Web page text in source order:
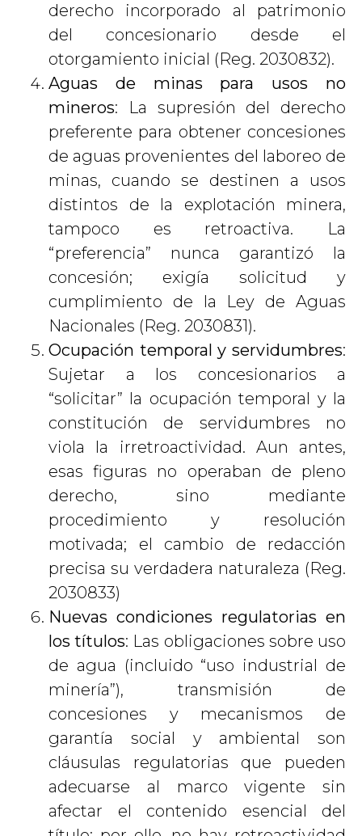
derecho incorporado al patrimonio
del concesionario desde el
otorgamiento inicial (Reg. 2030832).
Aguas de minas para usos no
mineros: La supresión del derecho
preferente para obtener concesiones
de aguas provenientes del laboreo de
minas, cuando se destinen a usos
distintos de la explotación minera,
tampoco es retroactiva. La
“preferencia” nunca garantizó la
concesión; exigía solicitud y
cumplimiento de la Ley de Aguas
Nacionales (Reg. 2030831).
Ocupación temporal y servidumbres:
Sujetar a los concesionarios a
“solicitar” la ocupación temporal y la
constitución de servidumbres no
viola la irretroactividad. Aun antes,
esas figuras no operaban de pleno
derecho, sino mediante
procedimiento y resolución
motivada; el cambio de redacción
precisa su verdadera naturaleza (Reg.
2030833)
Nuevas condiciones regulatorias en
los títulos: Las obligaciones sobre uso
de agua (incluido “uso industrial de
minería”), transmisión de
concesiones y mecanismos de
garantía social y ambiental son
cláusulas regulatorias que pueden
adecuarse al marco vigente sin
afectar el contenido esencial del